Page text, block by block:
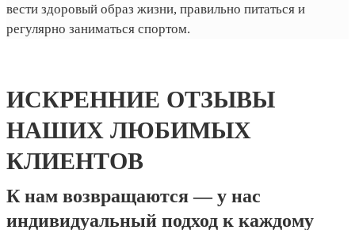
вести здоровый образ жизни, правильно питаться и
регулярно заниматься спортом.
ИСКРЕННИЕ ОТЗЫВЫ
НАШИХ ЛЮБИМЫХ
КЛИЕНТОВ
К нам возвращаются — у нас
индивидуальный подход к каждому